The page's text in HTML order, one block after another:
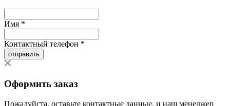
Имя *
Контактный телефон *
отправить
Оформить заказ
Пожалуйста, оставьте контактные данные, и наш менеджер